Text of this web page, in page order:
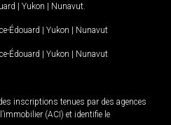
| Yukon | Nunavut
Édouard | Yukon | Nunavut
Édouard | Yukon | Nunavut
inscriptions tenues par des agences
(ACI) et identifie le